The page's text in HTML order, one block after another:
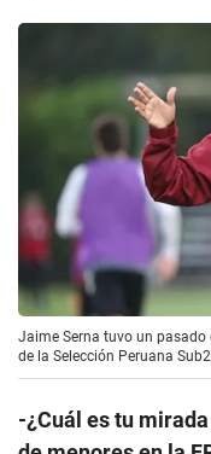
Jaime Serna tuvo un pasado
de la Selección Peruana
-¿Cuál es tu